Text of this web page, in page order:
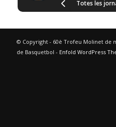
Totes les
© Copyright - 60è Trofeu Molinet de
de Basquetbol - Enfold WordPress